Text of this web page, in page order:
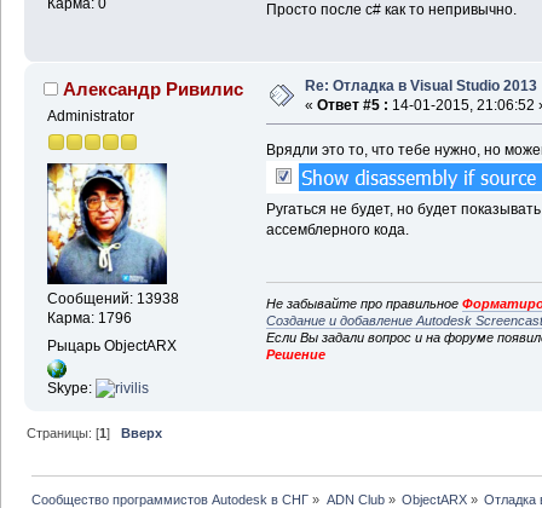
Карма: 0 Просто после c# как то непривычно.
Александр Ривилис
Administrator
Сообщений: 13938
Карма: 1796
Рыцарь ObjectARX
Skype:
Re: Отладка в Visual Studio 2013
« Ответ #5 : 14-01-2015, 21:06:52
Врядли это то, что тебе нужно, но
Ругаться не будет, но будет
ассемблерного кода.
Не забывайте про правильное
Создание и добавление Autodesk
Если Вы задали вопрос и на форуме
Решение
Страницы: [1] Вверх
Сообщество программистов Autodesk в СНГ » ADN Club» ObjectARX» Отладка